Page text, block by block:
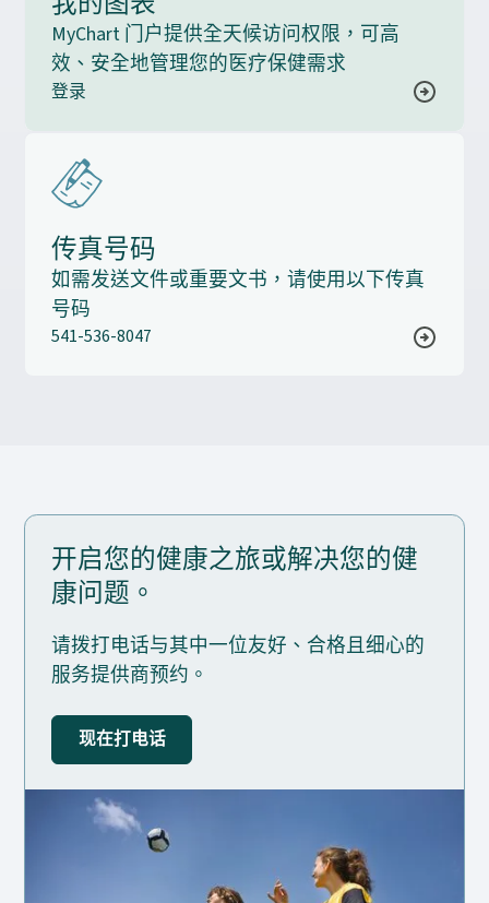
MyChart 门户提供全天候访问权限，可高
效、安全地管理您的医疗保健需求
登录
传真号码
如需发送文件或重要文书，请使用以下传真
号码
541-536-8047
开启您的健康之旅或解决您的健
康问题。
请拨打电话与其中一位友好、合格且细心的
服务提供商预约。
现在打电话